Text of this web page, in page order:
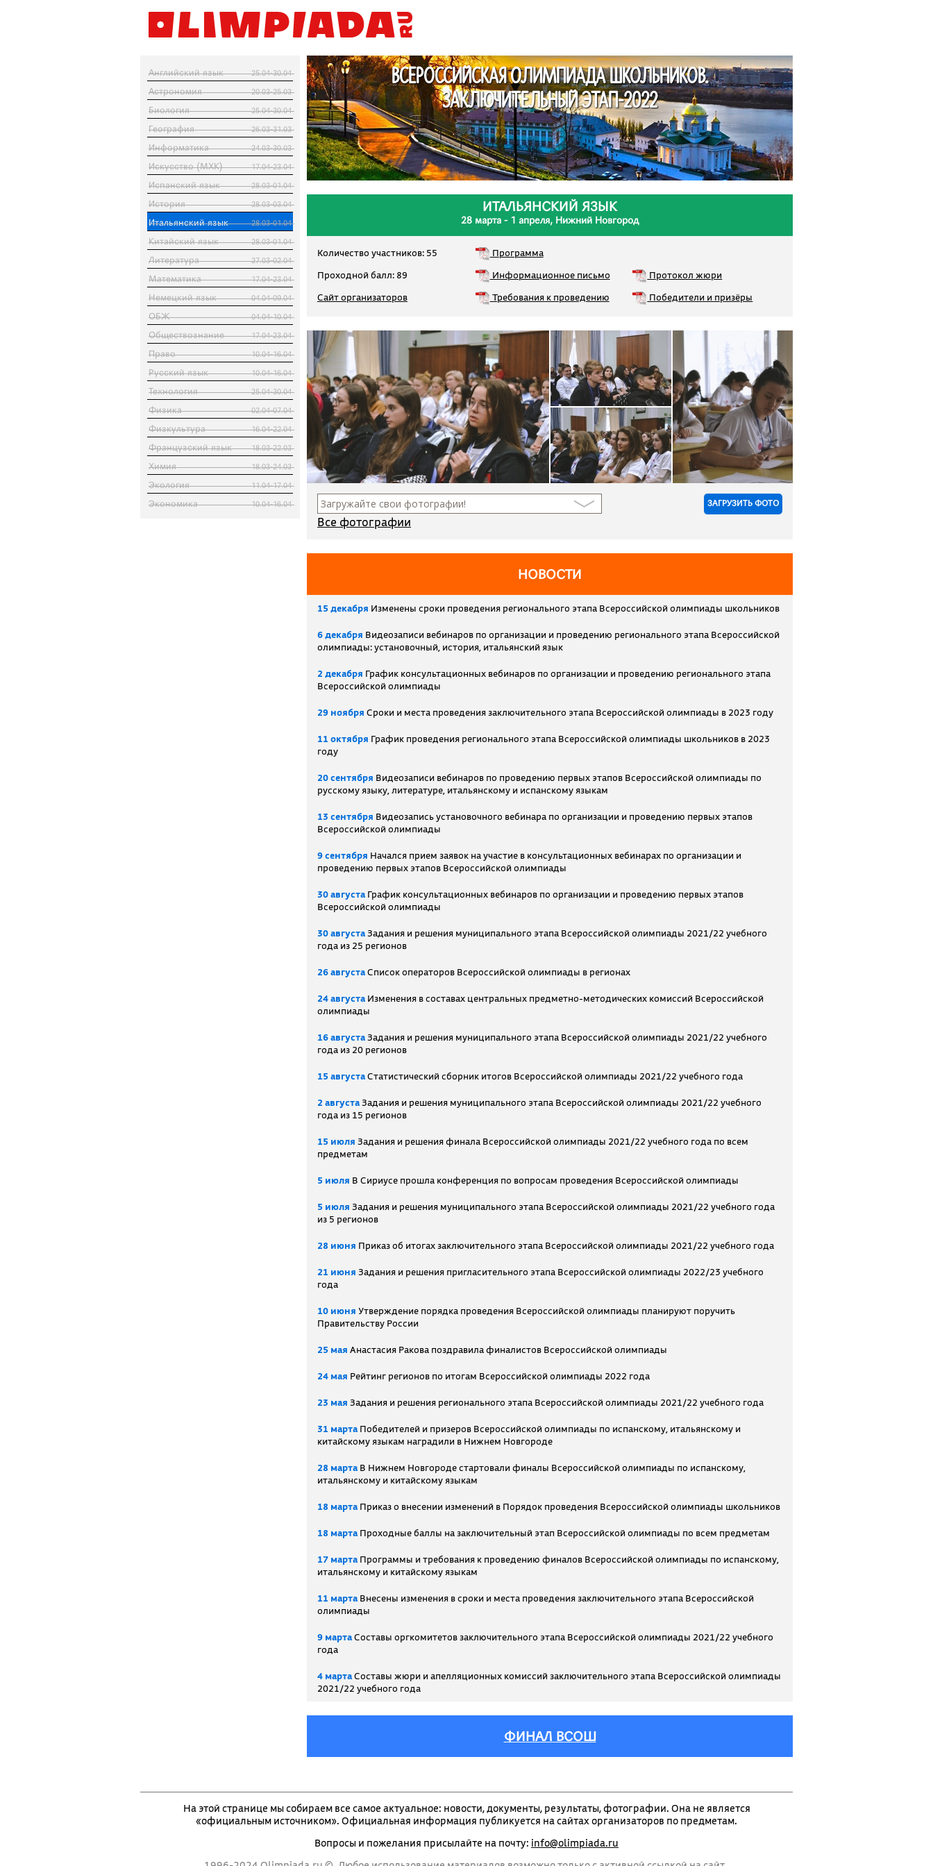
Английский язык 25.04-30.04
Астрономия 20.03-25.03
Биология 25.04-30.04
География 26.03-31.03
Информатика 24.03-30.03
Искусство (МХК) 17.04-23.04
Испанский язык 28.03-01.04
История 28.03-03.04
Итальянский язык 28.03-01.04
Китайский язык 28.03-01.04
Литература 27.03-02.04
Математика 17.04-23.04
Немецкий язык 04.04-09.04
ОБЖ 04.04-10.04
Обществознание 17.04-23.04
Право 10.04-16.04
Русский язык 10.04-16.04
Технология 25.04-30.04
Физика 02.04-07.04
Физкультура 16.04-22.04
Французский язык 18.03-22.03
Химия 18.03-24.03
Экология 11.04-17.04
Экономика 10.04-16.04
ВСЕРОССИЙСКАЯ ОЛИМПИАДА ШКОЛЬНИКОВ.
ЗАКЛЮЧИТЕЛЬНЫЙ ЭТАП-2022
ИТАЛЬЯНСКИЙ ЯЗЫК
28 марта - 1 апреля, Нижний Новгород
Количество участников: 55
Программа
Проходной балл: 89
Информационное письмо
Протокол жюри
Сайт организаторов
Требования к проведению Победители и призёры
ЗАГРУЗИТЬ ФОТО
Все фотографии
НОВОСТИ
15 декабря Изменены сроки проведения регионального этапа Всероссийской олимпиады школьников
6 декабря Видеозаписи вебинаров по организации и проведению регионального этапа Всероссийской
олимпиады: установочный, история, итальянский язык
2 декабря График консультационных вебинаров по организации и проведению регионального этапа
Всероссийской олимпиады
29 ноября Сроки и места проведения заключительного этапа Всероссийской олимпиады в 2023 году
11 октября График проведения регионального этапа Всероссийской олимпиады школьников в 2023
году
20 сентября Видеозаписи вебинаров по проведению первых этапов Всероссийской олимпиады по
русскому языку, литературе, итальянскому и испанскому языкам
13 сентября Видеозапись установочного вебинара по организации и проведению первых этапов
Всероссийской олимпиады
9 сентября Начался прием заявок на участие в консультационных вебинарах по организации и
проведению первых этапов Всероссийской олимпиады
30 августа График консультационных вебинаров по организации и проведению первых этапов
Всероссийской олимпиады
30 августаЗадания и решения муниципального этапа Всероссийской олимпиады 2021/22 учебного
года из 25 регионов
26 августаСписок операторов Всероссийской олимпиады в регионах
24 августа Изменения в составах центральных предметно-методических комиссий Всероссийской
олимпиады
16 августаЗадания и решения муниципального этапа Всероссийской олимпиады 2021/22 учебного
года из 20 регионов
15 августаСтатистический сборник итогов Всероссийской олимпиады 2021/22 учебного года
2 августаЗадания и решения муниципального этапа Всероссийской олимпиады 2021/22 учебного
года из 15 регионов
15 июля Задания и решения финала Всероссийской олимпиады 2021/22 учебного года по всем
предметам
5 июля В Сириусе прошла конференция по вопросам проведения Всероссийской олимпиады
5 июля Задания и решения муниципального этапа Всероссийской олимпиады 2021/22 учебного года
из 5 регионов
28 июня Приказ об итогах заключительного этапа Всероссийской олимпиады 2021/22 учебного года
21 июня Задания и решения пригласительного этапа Всероссийской олимпиады 2022/23 учебного
года
10 июня Утверждение порядка проведения Всероссийской олимпиады планируют поручить
Правительству России
25 мая Анастасия Ракова поздравила финалистов Всероссийской олимпиады
24 мая Рейтинг регионов по итогам Всероссийской олимпиады 2022 года
23 мая Задания и решения регионального этапа Всероссийской олимпиады 2021/22 учебного года
31 марта Победителей и призеров Всероссийской олимпиады по испанскому, итальянскому и
китайскому языкам наградили в Нижнем Новгороде
28 марта В Нижнем Новгороде стартовали финалы Всероссийской олимпиады по испанскому,
итальянскому и китайскому языкам
18 марта Приказ о внесении изменений в Порядок проведения Всероссийской олимпиады школьников
18 марта Проходные баллы на заключительный этап Всероссийской олимпиады по всем предметам
17 марта Программы и требования к проведению финалов Всероссийской олимпиады по испанскому,
итальянскому и китайскому языкам
11 марта Внесены изменения в сроки и места проведения заключительного этапа Всероссийской
олимпиады
9 мартаСоставы оргкомитетов заключительного этапа Всероссийской олимпиады 2021/22 учебного
года
4 мартаСоставы жюри и апелляционных комиссий заключительного этапа Всероссийской олимпиады
2021/22 учебного года
ФИНАЛ ВСОШ
На этой странице мы собираем все самое актуальное: новости, документы, результаты, фотографии. Она не является
«официальным источником». Официальная информация публикуется на сайтах организаторов по предметам.
Вопросы и пожелания присылайте на почту: info@olimpiada.ru